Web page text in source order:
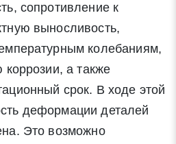
сопротивление к
выносливость,
колебаниям,
коррозии, а также
срок. В ходе этой
деформации деталей
Это возможно